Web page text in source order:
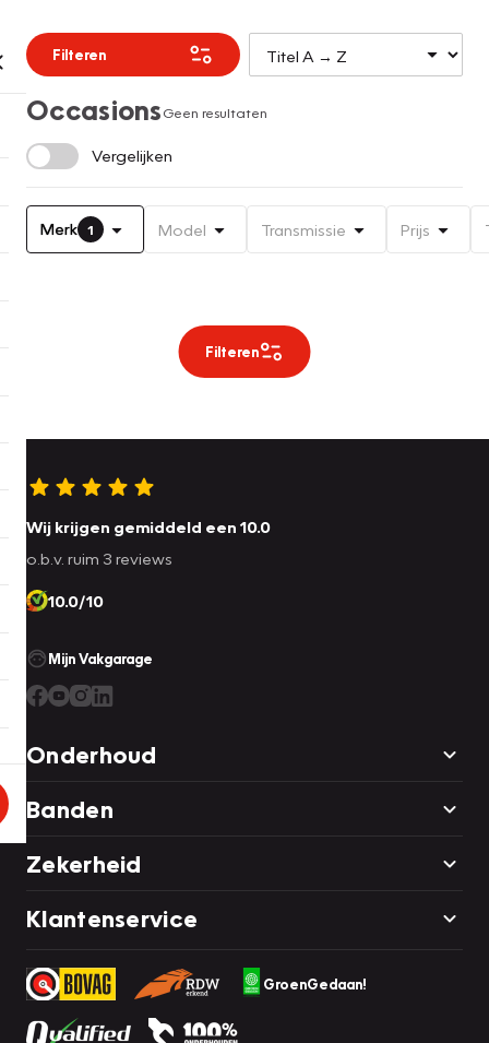
Filteren
OccasionsGeen resultaten
Vergelijken
Merk 1 Model Transmissie Prijs
Filteren
Wij krijgen gemiddeld een 10.0
o.b.v. ruim 3 reviews
10.0/10
Mijn Vakgarage
Onderhoud
Banden
Zekerheid
Klantenservice
GroenGedaan!